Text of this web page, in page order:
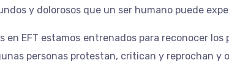
y dolorosos que un ser humano puede
en EFT estamos entrenados para reconocer
personas protestan, critican y reprochan